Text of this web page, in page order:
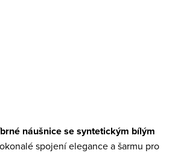
náušnice se syntetickým bílým
spojení elegance a šarmu pro